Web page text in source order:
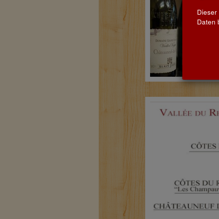
Daten